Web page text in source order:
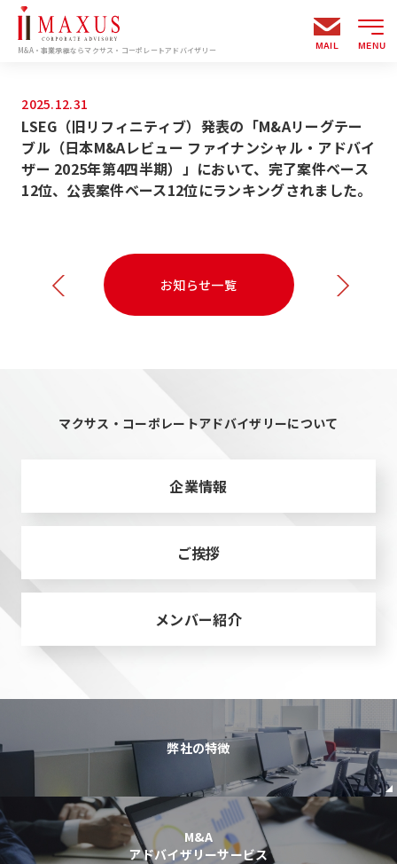
M&A・事業承継ならマクサス・コーポレートアドバイザリー MAIL MENU
2025.12.31
LSEG（旧リフィニティブ）発表の「M&Aリーグテー
ブル（日本M&Aレビュー ファイナンシャル・アドバイ
ザー 2025年第4四半期）」において、完了案件ベース
12位、公表案件ベース12位にランキングされました。
お知らせ一覧
マクサス・コーポレートアドバイザリーについて
企業情報
ご挨拶
メンバー紹介
弊社の特徴
M&A
アドバイザリーサービス